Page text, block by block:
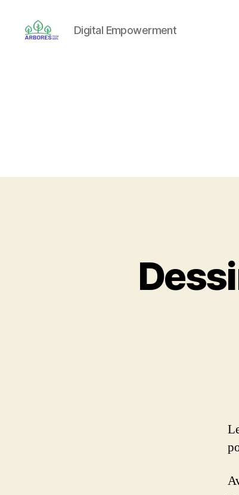
Digital Empowerment